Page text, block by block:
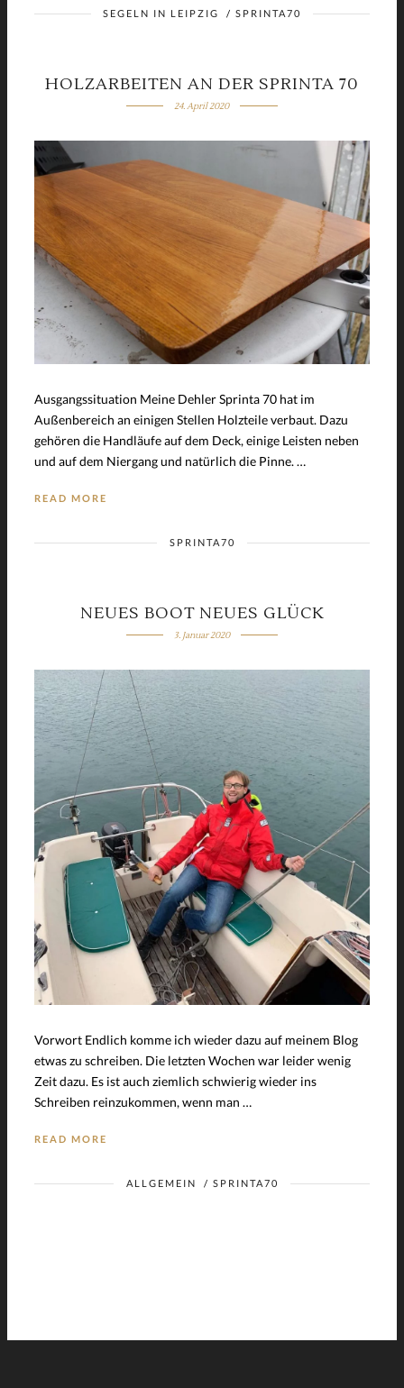
SEGELN IN LEIPZIG / SPRINTA70
HOLZARBEITEN AN DER SPRINTA 70
24. April 2020
Ausgangssituation Meine Dehler Sprinta 70 hat im
Außenbereich an einigen Stellen Holzteile verbaut. Dazu
gehören die Handläufe auf dem Deck, einige Leisten neben
und auf dem Niergang und natürlich die Pinne. …
READ MORE
SPRINTA70
NEUES BOOT NEUES GLÜCK
3. Januar 2020
Vorwort Endlich komme ich wieder dazu auf meinem Blog
etwas zu schreiben. Die letzten Wochen war leider wenig
Zeit dazu. Es ist auch ziemlich schwierig wieder ins
Schreiben reinzukommen, wenn man …
READ MORE
ALLGEMEIN / SPRINTA70